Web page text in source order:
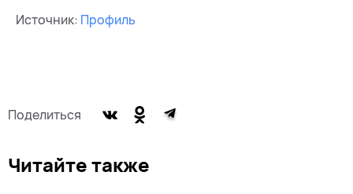
Источник: Профиль
Поделиться
Читайте также